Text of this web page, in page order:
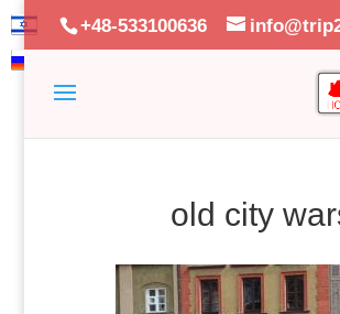
+48-533100636
old city